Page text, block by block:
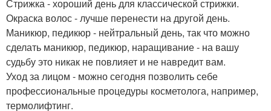
Стрижка - хороший день для классической стрижки.
Окраска волос - лучше перенести на другой день.
Маникюр, педикюр - нейтральный день, так что можно
сделать маникюр, педикюр, наращивание - на вашу
судьбу это никак не повлияет и не навредит вам.
Уход за лицом - можно сегодня позволить себе
профессиональные процедуры косметолога, например,
термолифтинг.